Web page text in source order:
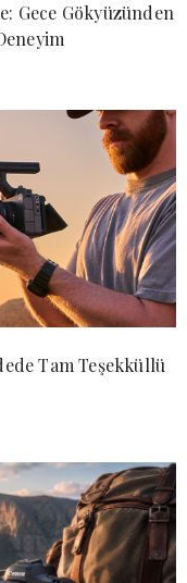
Gece Gökyüzünden
Tam Teşekküllü